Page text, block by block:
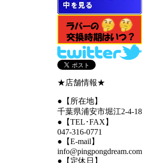
★店舗情報★
●【所在地】
千葉県浦安市堀江2-4-18
●【TEL･FAX】
047-316-0771
●【E-mail】
info@pingpongdream.com
●【定休日】